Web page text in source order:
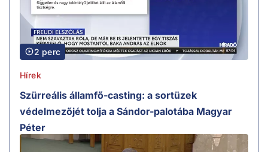
2 perc
Hírek
Szürreális államfő-casting: a sortüzek
védelmezőjét tolja a Sándor-palotába Magyar
Péter